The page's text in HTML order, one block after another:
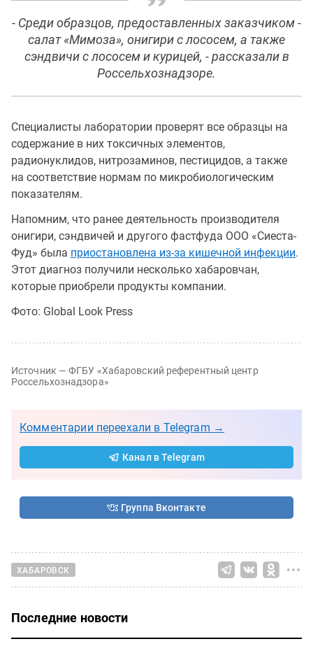
- Среди образцов, предоставленных заказчиком -
салат «Мимоза», онигири с лососем, а также
сэндвичи с лососем и курицей, - рассказали в
Россельхознадзоре.
Специалисты лаборатории проверят все образцы на
содержание в них токсичных элементов,
радионуклидов, нитрозаминов, пестицидов, а также
на соответствие нормам по микробиологическим
показателям.
Напомним, что ранее деятельность производителя
онигири, сэндвичей и другого фастфуда ООО «Сиеста-
Фуд» была приостановлена из-за кишечной инфекции.
Этот диагноз получили несколько хабаровчан,
которые приобрели продукты компании.
Фото: Global Look Press
Источник — ФГБУ «Хабаровский референтный центр
Россельхознадзора»
Комментарии переехали в Telegram →
Канал в Telegram
Группа Вконтакте
ХАБАРОВСК
Последние новости